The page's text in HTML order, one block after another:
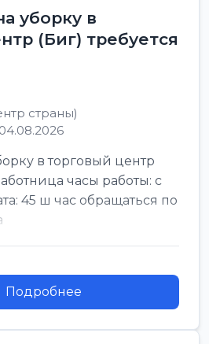
уборку в
(Биг) требуется
страны)
в торговый центр
часы работы: с
45 ш час обращаться по
Подробнее